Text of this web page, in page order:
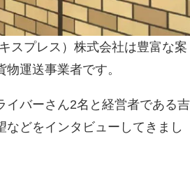
スプレス）株式会社は豊富な案
運送事業者です。
イバーさん2名と経営者である吉
などをインタビューしてきまし